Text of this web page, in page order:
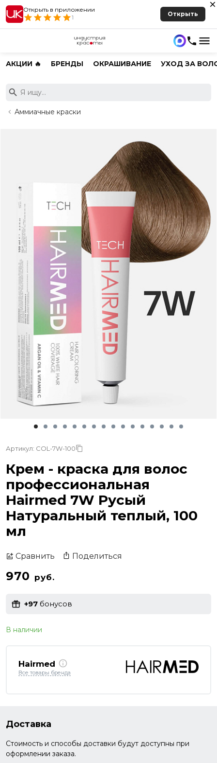
Открыть в приложении
1
Открыть
АКЦИИ 🔥 БРЕНДЫ ОКРАШИВАНИЕ УХОД ЗА
Аммиачные краски
Артикул: COL-7W-100
Крем - краска для волос
профессиональная
Hairmed 7W Русый
Натуральный теплый, 100
мл
Сравнить Поделиться
970 руб.
+97 бонусов
В наличии
Hairmed
Все товары бренда
Доставка
Стоимость и способы доставки будут доступны при
оформлении заказа.